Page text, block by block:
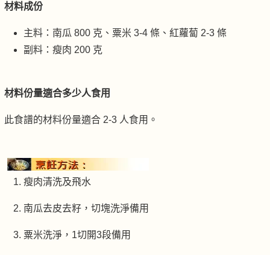
材料成份
主料：南瓜 800 克、粟米 3-4 條、紅蘿蔔 2-3 條
副料：瘦肉 200 克
材料份量適合多少人食用
此食譜的材料份量適合 2-3 人食用。
瘦肉清洗及飛水
南瓜去皮去籽，切塊洗淨備用
粟米洗淨，1切開3段備用